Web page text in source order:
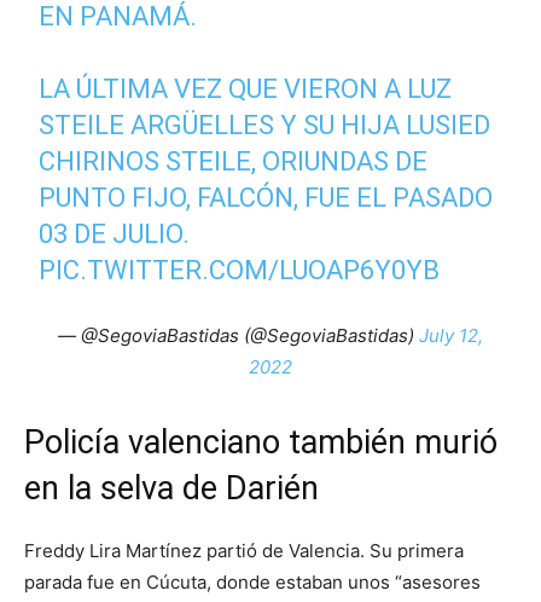
EN PANAMÁ.
LA ÚLTIMA VEZ QUE VIERON A LUZ
STEILE ARGÜELLES Y SU HIJA LUSIED
CHIRINOS STEILE, ORIUNDAS DE
PUNTO FIJO, FALCÓN, FUE EL PASADO
03 DE JULIO.
PIC.TWITTER.COM/LUOAP6Y0YB
— @SegoviaBastidas (@SegoviaBastidas) July 12,
2022
Policía valenciano también murió
en la selva de Darién
Freddy Lira Martínez partió de Valencia. Su primera
parada fue en Cúcuta, donde estaban unos “asesores